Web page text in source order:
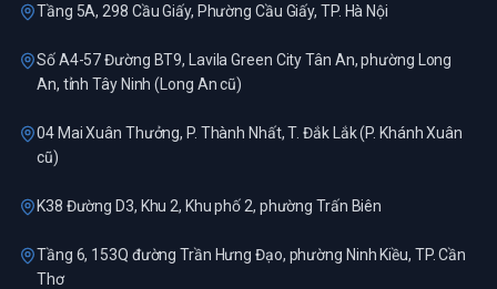
Tầng 5A, 298 Cầu Giấy, Phường Cầu Giấy, TP. Hà Nội
Số A4-57 Đường BT9, Lavila Green City Tân An, phường Long
An, tỉnh Tây Ninh (Long An cũ)
04 Mai Xuân Thưởng, P. Thành Nhất, T. Đắk Lắk (P. Khánh Xuân
cũ)
K38 Đường D3, Khu 2, Khu phố 2, phường Trấn Biên
Tầng 6, 153Q đường Trần Hưng Đạo, phường Ninh Kiều, TP. Cần
Thơ